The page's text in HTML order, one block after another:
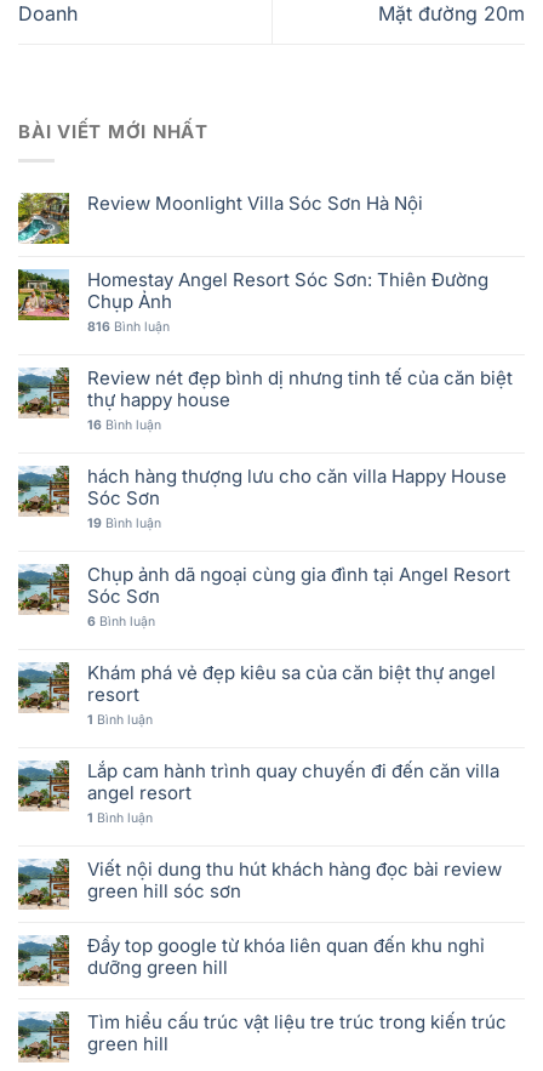
Doanh
Mặt đường 20m
BÀI VIẾT MỚI NHẤT
Review Moonlight Villa Sóc Sơn Hà Nội
Homestay Angel Resort Sóc Sơn: Thiên Đường
Chụp Ảnh
816 Bình luận
Review nét đẹp bình dị nhưng tinh tế của căn biệt
thự happy house
16 Bình luận
hách hàng thượng lưu cho căn villa Happy House
Sóc Sơn
19 Bình luận
Chụp ảnh dã ngoại cùng gia đình tại Angel Resort
Sóc Sơn
6 Bình luận
Khám phá vẻ đẹp kiêu sa của căn biệt thự angel
resort
1 Bình luận
Lắp cam hành trình quay chuyến đi đến căn villa
angel resort
1 Bình luận
Viết nội dung thu hút khách hàng đọc bài review
green hill sóc sơn
Đẩy top google từ khóa liên quan đến khu nghỉ
dưỡng green hill
Tìm hiểu cấu trúc vật liệu tre trúc trong kiến trúc
green hill